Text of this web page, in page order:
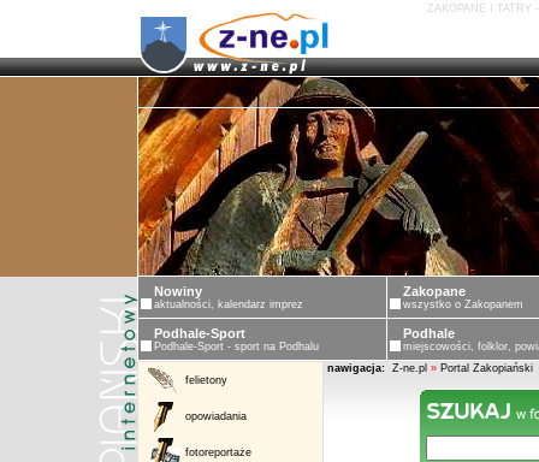
ZAKOPANE I TATRY
Nowiny
aktualności, kalendarz imprez
Zakopane
wszystko o Zakopanem
Podhale-Sport
Podhale-Sport - sport na Podhalu
Podhale
miejscowości, folklor,
felietony
opowiadania
fotoreportaże
nawigacja: Z-ne.pl » Portal Zakopiański